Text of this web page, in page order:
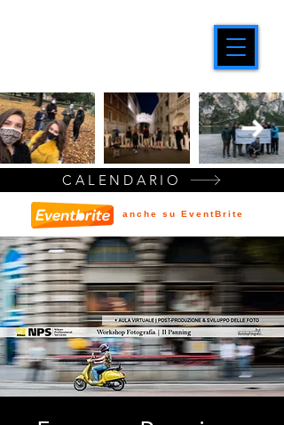
CALENDARIO
anche su EventBrite